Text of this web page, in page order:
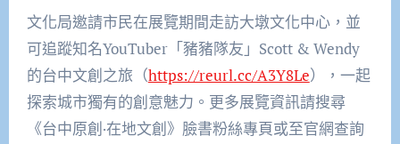
文化局邀請市民在展覽期間走訪大墩文化中心，並
可追蹤知名YouTuber「豬豬隊友」Scott & Wendy
的台中文創之旅（https://reurl.cc/A3Y8Le），一起
探索城市獨有的創意魅力。更多展覽資訊請搜尋
《台中原創·在地文創》臉書粉絲專頁或至官網查詢